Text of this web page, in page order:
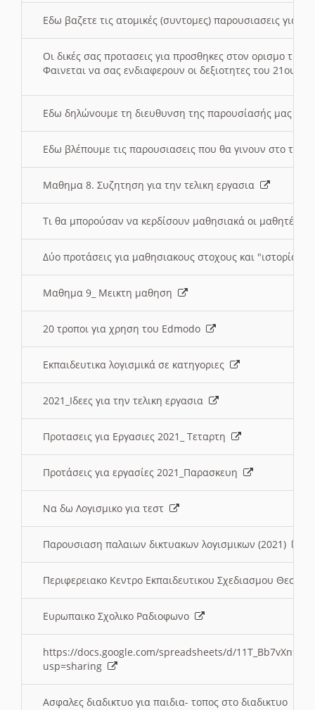
Εδω βαζετε τις ατομικές (συντομες) παρουσιασεις για
Οι δικές σας προτασεις για προσθηκες στον ορισμο
Φαινεται να σας ενδιαφερουν οι δεξιοτητες του 21ου
Εδω δηλώνουμε τη διευθυνση της παρουσίασής μας
Εδω βλέπουμε τις παρουσιασεις που θα γινουν στο
Μαθημα 8. Συζητηση για την τελικη εργασια
Τι θα μπορούσαν να κερδίσουν μαθησιακά οι μαθητές/
Δύο προτάσεις για μαθησιακους στοχους και "ιστορία"
Μαθημα 9_ Μεικτη μαθηση
20 τροποι για χρηση του Edmodo
Εκπαιδευτικα λογισμικά σε κατηγοριες
2021_Ιδεες για την τελικη εργασια
Προτασεις για Εργασιες 2021_ Τεταρτη
Προτάσεις για εργασίες 2021_Παρασκευη
Να δω Λογισμικο για τεστ
Παρουσιαση παλαιων δικτυακων λογισμικων (2021)
Περιφερειακο Κεντρο Εκπαιδευτικου Σχεδιασμου
Ευρωπαικο Σχολικο Ραδιοφωνο
https://docs.google.com/spreadsheets/d/
usp=sharing
Ασφαλες διαδικτυο για παιδια- τοπος στο διαδικτυο